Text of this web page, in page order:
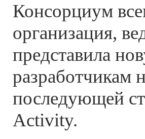
Консорциум
организация,
представила
разработчикам
последующей
Activity.